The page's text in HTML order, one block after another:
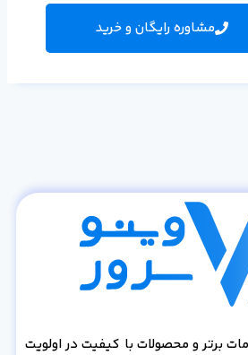
مشاوره رایگان و خرید
برتر و محصولات با کیفیت در اولویت